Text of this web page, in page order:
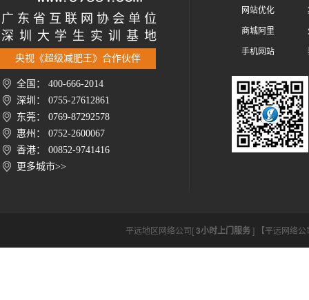
广 东 省 互 联 网 协 会 单 位
深 圳 大 学 生 实 训 基 地
央视《超级减肥王》合作伙伴
全国： 400-666-2014
深圳： 0755-27612861
东莞： 0769-87292578
惠州： 0752-2600067
香港： 00852-9741416
更多城市>>
网站优化
商城阿里
手机网站
平远地区网络公司[3小时上门服务] 【平远网络